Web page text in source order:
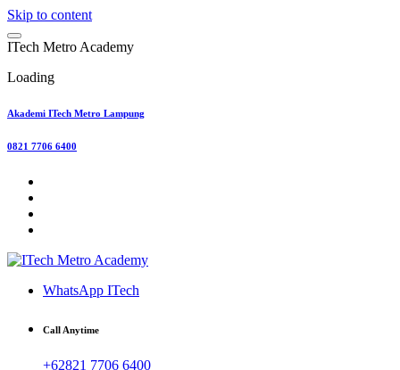
Skip to content
ITech Metro Academy
Loading
Akademi ITech Metro Lampung
0821 7706 6400
WhatsApp ITech
Call Anytime
+62821 7706 6400